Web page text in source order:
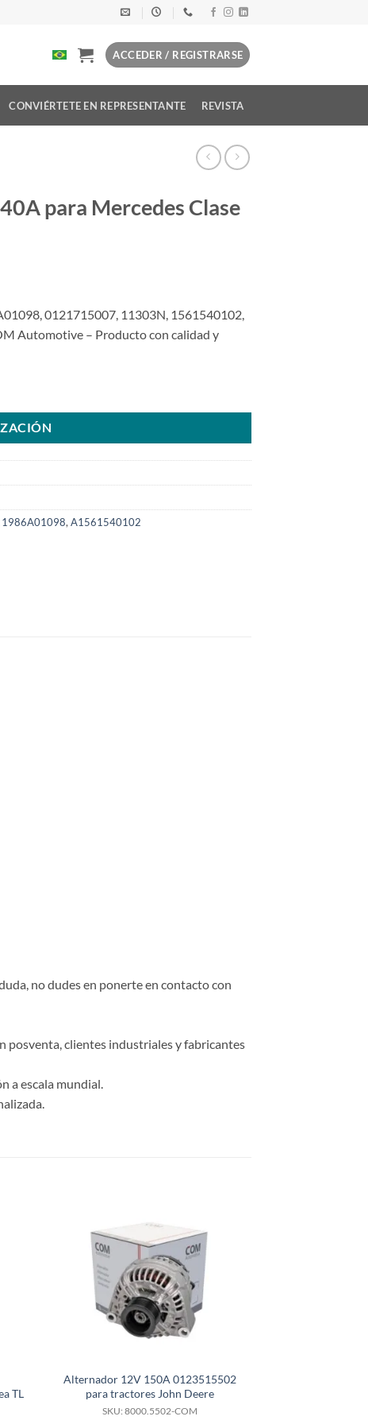
ACCEDER / REGISTRARSE
CONVIÉRTETE EN REPRESENTANTE REVISTA
para Mercedes Clase
0121715007, 11303N, 1561540102,
Automotive – Producto con calidad y
1986A01098, A1561540102
no dudes en ponerte en contacto con
posventa, clientes industriales y fabricantes
a escala mundial.
TL
Alternador 12V 150A 0123515502
para tractores John Deere
SKU: 8000.5502-COM